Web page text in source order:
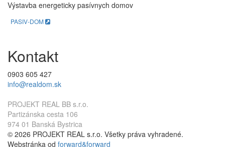
Výstavba energeticky pasívnych domov
PASIV-DOM
Kontakt
0903 605 427
info@realdom.sk
PROJEKT REAL BB s.r.o.
Partizánska cesta 106
974 01 Banská Bystrica
© 2026 PROJEKT REAL s.r.o. Všetky práva vyhradené.
Webstránka od forward&forward